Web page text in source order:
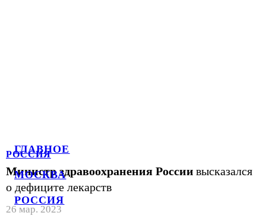
ГЛАВНОЕ
МОСКВА
РОССИЯ
РОССИЯ
Министр здравоохранения России высказался
о дефиците лекарств
26 мар. 2023